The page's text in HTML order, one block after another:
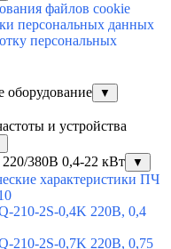
файлов cookie
персональных данных
персональных
оборудование ▼
и устройства
380В 0,4-22 кВт ▼
характеристики ПЧ
210-2S-0,4K 220В, 0,4
210-2S-0,7K 220В, 0,75